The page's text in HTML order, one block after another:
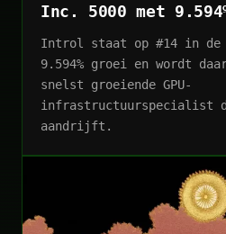
Inc. 5000 met
Introl staat op #14 in de
9.594% groei en wordt
snelst groeiende GPU-
infrastructuurspecialist
aandrijft.